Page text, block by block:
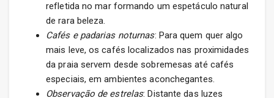
refletida no mar formando um espetáculo natural
de rara beleza.
Cafés e padarias noturnas: Para quem quer algo
mais leve, os cafés localizados nas proximidades
da praia servem desde sobremesas até cafés
especiais, em ambientes aconchegantes.
Observação de estrelas: Distante das luzes